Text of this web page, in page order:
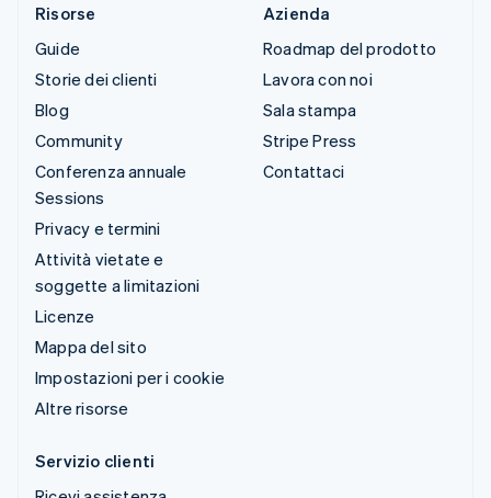
Risorse
Guide
Storie dei clienti
Blog
Community
Conferenza annuale
Sessions
Privacy e termini
Attività vietate e
soggette a limitazioni
Licenze
Mappa del sito
Impostazioni per i cookie
Altre risorse
Azienda
Roadmap del prodotto
Lavora con noi
Sala stampa
Stripe Press
Contattaci
Servizio clienti